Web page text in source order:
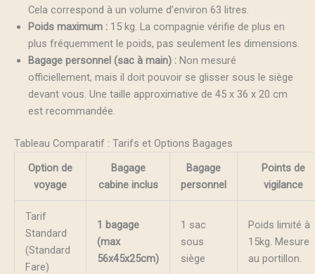
Cela correspond à un volume d’environ 63 litres.
Poids maximum : 15 kg. La compagnie vérifie de plus en
plus fréquemment le poids, pas seulement les dimensions.
Bagage personnel (sac à main) : Non mesuré
officiellement, mais il doit pouvoir se glisser sous le siège
devant vous. Une taille approximative de 45 x 36 x 20 cm
est recommandée.
Tableau Comparatif : Tarifs et Options Bagages
Option de
voyage
Bagage
cabine inclus
Bagage
personnel
Points de
vigilance
Tarif
Standard
(Standard
Fare)
1 bagage
(max
56x45x25cm)
1 sac
sous
siège
Poids limité à
15kg. Mesure
au portillon.